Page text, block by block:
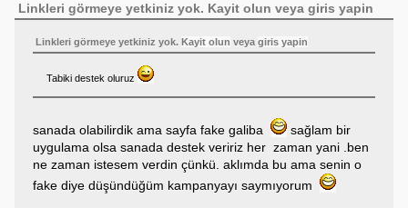
Linkleri görmeye yetkiniz yok. Kayit olun veyagiris yapin
Linkleri görmeye yetkiniz yok.Kayit olun veyagiris yapin
Tabiki destek oluruz
sanada olabilirdik ama sayfa fake galiba
sağlam bir
uygulama olsa sanada destek veririz her zaman yani .ben
ne zaman istesem verdin çünkü. aklımda bu ama senin o
fake diye düşündüğüm kampanyayı saymıyorum